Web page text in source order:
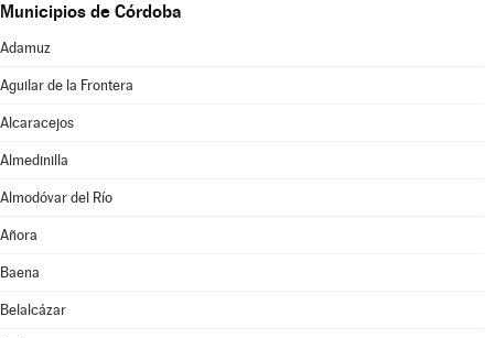
Municipios de Córdoba
Adamuz
Aguilar de la Frontera
Alcaracejos
Almedinilla
Almodóvar del Río
Añora
Baena
Belalcázar